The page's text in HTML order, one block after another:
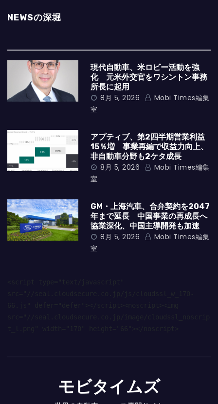
NEWSの深堀
現代自動車、米ロビー活動を強
化 元米外交官をワシントン事務
所長に起用
8月 5, 2026
Mobi Times編集
室
アプティブ、第2四半期営業利益
15％増 事業再編で収益力向上、
非自動車分野も2ケタ成長
8月 5, 2026
Mobi Times編集
室
GM・上海汽車、合弁契約を2047
年まで延長 中国事業の再成長へ
協業深化、中国主導開発も加速
8月 5, 2026
Mobi Times編集
室
モビタイムズ